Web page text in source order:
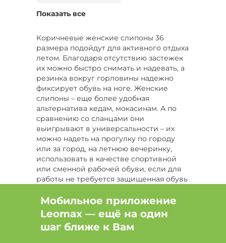
Цвет Черный, Размер 38
Цвет Серый, Размер 39 Размер 43
Цвет Белый, Размер 43 Цвет Зеленый
Цвет Зеленый, Размер 41
Цвет Розовый, Размер 41
Цвет Коричневый, Размер 38
Цвет Синий, Размер 39
Цвет Бордовый, Размер 42
Цвет Серый, Размер 42
Показать все
Коричневые женские слипоны 36
размера подойдут для активного отдыха
летом. Благодаря отсутствию застежек
их можно быстро снимать и надевать, а
резинка вокруг горловины надежно
фиксирует обувь на ноге. Женские
слипоны – еще более удобная
альтернатива кедам, мокасинам. А по
сравнению со сланцами они
выигрывают в универсальности – их
можно надеть на прогулку по городу
или за город, на летнюю вечеринку,
использовать в качестве спортивной
или сменной рабочей обуви, если для
работы не требуется защищенная обувь
Подошва из полиуретана не
повреждает напольное покрытие в
помещении, но стойкая к истиранию о
Мобильное приложение
Leomax — ещё на один
шаг ближе к Вам